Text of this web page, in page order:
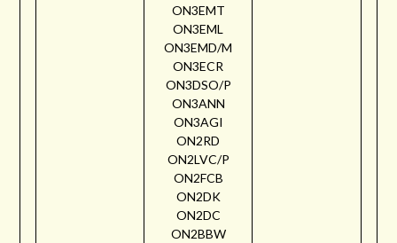
ON3EMT
ON3EML
ON3EMD/M
ON3ECR
ON3DSO/P
ON3ANN
ON3AGI
ON2RD
ON2LVC/P
ON2FCB
ON2DK
ON2DC
ON2BBW